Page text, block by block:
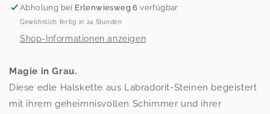
Abholung bei Erlenwiesweg 6 verfügbar
Gewöhnlich fertig in 24 Stunden
Shop-Informationen anzeigen
Magie in Grau.
Diese edle Halskette aus Labradorit-Steinen begeistert
mit ihrem geheimnisvollen Schimmer und ihrer